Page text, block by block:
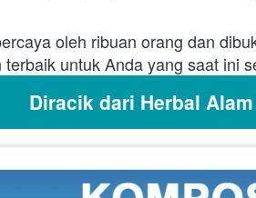
oleh ribuan orang dan
untuk Anda yang saat ini
Diracik dari Herbal